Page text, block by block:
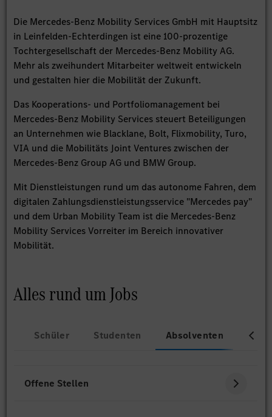
Die Mercedes-Benz Mobility Services GmbH mit Hauptsitz
in Leinfelden-Echterdingen ist eine 100-prozentige
Tochtergesellschaft der Mercedes-Benz Mobility AG.
Mehr als zweihundert Mitarbeiter weltweit entwickeln
und gestalten hier die Mobilität der Zukunft.
Das Kooperations- und Portfoliomanagement bei
Mercedes-Benz Mobility Services steuert Beteiligungen
an Unternehmen wie Blacklane, Bolt, Flixmobility, Turo,
VIA und die Mobilitäts Joint Ventures zwischen der
Mercedes-Benz Group AG und BMW Group.
Mit Dienstleistungen rund um das autonome Fahren, dem
digitalen Zahlungsdienstleistungsservice "Mercedes pay"
und dem Urban Mobility Team ist die Mercedes-Benz
Mobility Services Vorreiter im Bereich innovativer
Mobilität.
Alles rund um Jobs
Schüler Studenten Absolventen
Offene Stellen